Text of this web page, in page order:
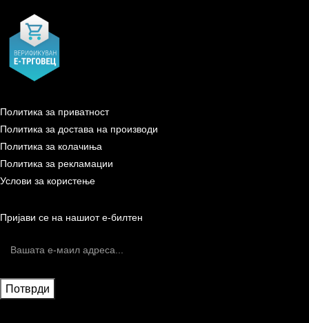
Политика за приватност
Политика за достава на производи
Политика за колачиња
Политика за рекламации
Услови за користење
Пријави се на нашиот е-билтен